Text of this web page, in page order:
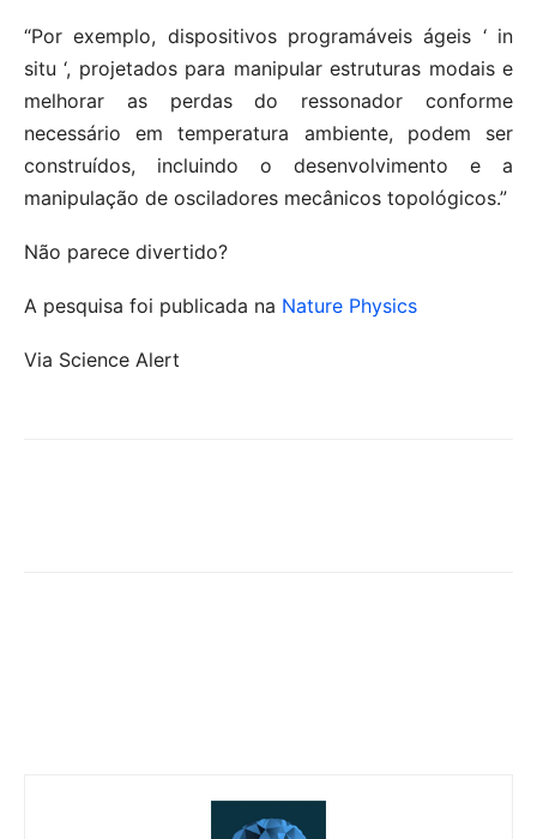
“Por exemplo, dispositivos programáveis ​​ágeis ‘ in
situ ‘, projetados para manipular estruturas modais e
melhorar as perdas do ressonador conforme
necessário em temperatura ambiente, podem ser
construídos, incluindo o desenvolvimento e a
manipulação de osciladores mecânicos topológicos.”
Não parece divertido?
A pesquisa foi publicada na Nature Physics
Via Science Alert